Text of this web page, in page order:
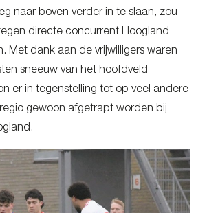
naar boven verder in te slaan, zou
directe concurrent Hoogland
Met dank aan de vrijwilligers waren
sneeuw van het hoofdveld
er in tegenstelling tot op veel andere
gewoon afgetrapt worden bij